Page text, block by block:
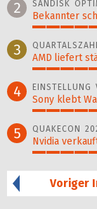
2 SANDISK
Bekannter
46%
3 AMD liefert
34%
4 EINSTELLUNG
Sony klebt
29%
5 QUAKECON
Nvidia
28%
Voriger